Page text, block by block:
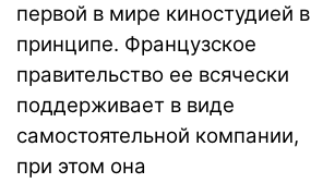
первой в мире киностудией в
принципе. Французское
правительство ее всячески
поддерживает в виде
самостоятельной компании,
при этом она